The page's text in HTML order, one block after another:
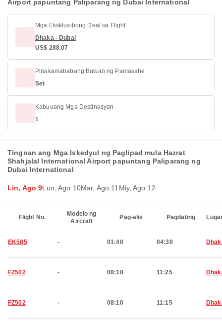
Airport papuntang Paliparang ng Dubai International
Mga Eksklusibong Deal sa Flight
Dhaka - Dubai
US$ 288.07
Pinakamababang Buwan ng Pamasahe
Set
Kabuuang Mga Destinasyon
1
Tingnan ang Mga Iskedyul ng Paglipad mula Hazrat
Shahjalal International Airport papuntang Paliparang ng
Dubai International
Lin, Ago 9Lun, Ago 10Mar, Ago 11 Miy, Ago 12
Flight No.
Modelo ng
Aircraft
Pag-alis Pagdating
EK585 - 01:40 04:30
FZ502 - 08:10 11:25
FZ502 - 08:10 11:15